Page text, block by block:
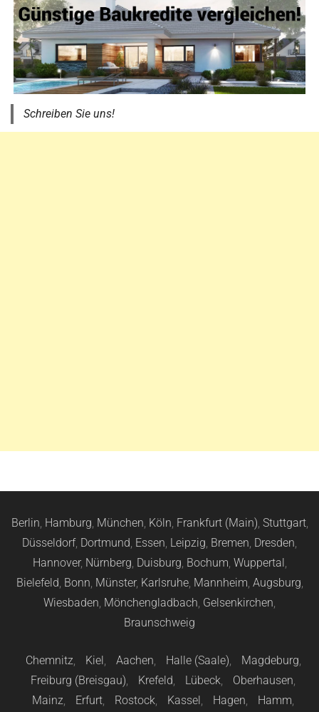
Schreiben Sie uns!
Berlin, Hamburg, München, Köln, Frankfurt (Main), Stuttgart,
Düsseldorf, Dortmund, Essen, Leipzig, Bremen, Dresden,
Hannover, Nürnberg, Duisburg, Bochum, Wuppertal,
Bielefeld, Bonn, Münster, Karlsruhe, Mannheim, Augsburg,
Wiesbaden, Mönchengladbach, Gelsenkirchen,
Braunschweig
Chemnitz, Kiel, Aachen, Halle (Saale), Magdeburg,
Freiburg (Breisgau), Krefeld, Lübeck, Oberhausen,
Mainz, Erfurt, Rostock, Kassel, Hagen, Hamm,